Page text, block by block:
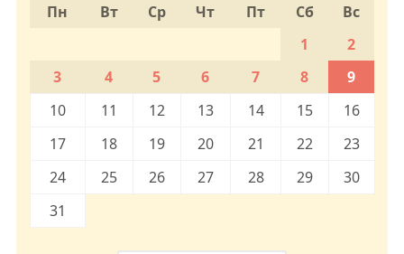
Пн
Вт Ср Чт Пт Сб
Вс
1
2
3
4 5 6 7 8
9
10
11 12 13 14 15
16
17
18 19 20 21 22
23
24
25 26 27 28 29
30
31